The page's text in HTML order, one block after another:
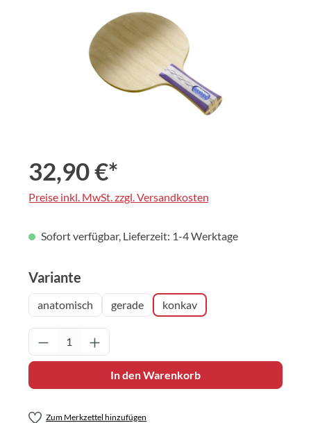
32,90 €*
Preise inkl. MwSt. zzgl. Versandkosten
Sofort verfügbar, Lieferzeit: 1-4 Werktage
Variante
anatomisch gerade konkav
Produkt Anzahl: Gib den gewünschten
In den Warenkorb
Zum Merkzettel hinzufügen